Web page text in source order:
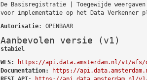
De Basisregistratie | Toegewijde
voor implementatie op het Data Verkenner
Autorisatie: OPENBAAR
Aanbevolen versie (v1)
stabiel
WFS:
https://api.data.amsterdam.nl/v1/wfs/
Documentation:
https://